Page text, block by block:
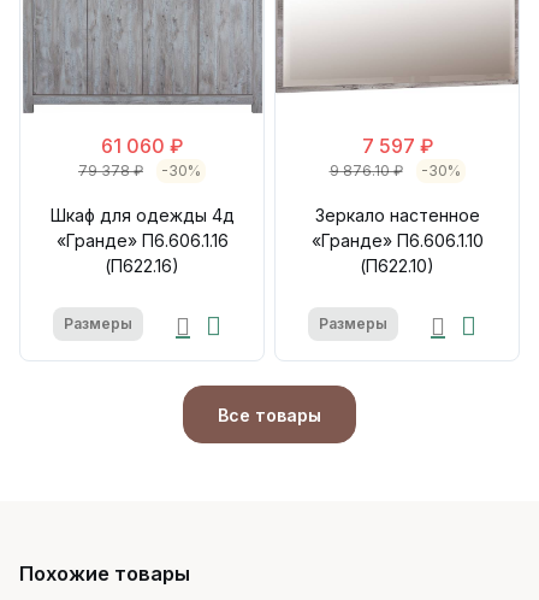
61 060 ₽
79 378 ₽ -30%
Шкаф для одежды 4д
«Гранде» П6.606.1.16
(П622.16)
Размеры
7 597 ₽
9 876.10 ₽ -30%
Зеркало настенное
«Гранде» П6.606.1.10
(П622.10)
Размеры
Все товары
Похожие товары